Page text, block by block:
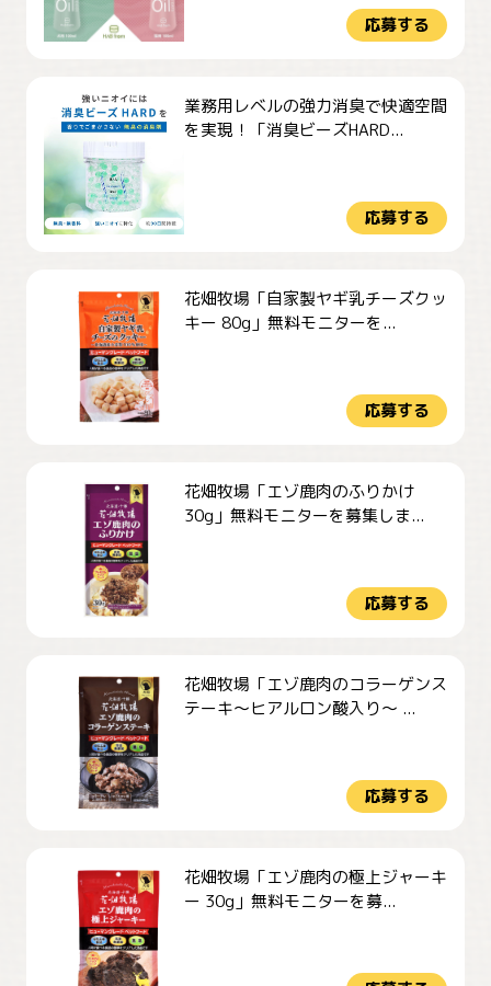
応募する
業務用レベルの強力消臭で快適空間
を実現！「消臭ビーズHARD...
応募する
花畑牧場「自家製ヤギ乳チーズクッ
キー 80g」無料モニターを...
応募する
花畑牧場「エゾ鹿肉のふりかけ
30g」無料モニターを募集しま...
応募する
花畑牧場「エゾ鹿肉のコラーゲンス
テーキ～ヒアルロン酸入り～ ...
応募する
花畑牧場「エゾ鹿肉の極上ジャーキ
ー 30g」無料モニターを募...